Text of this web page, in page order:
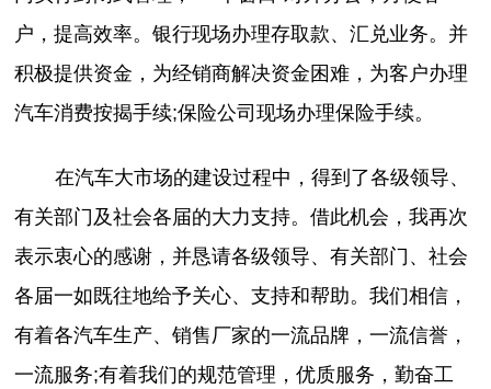
户，提高效率。银行现场办理存取款、汇兑业务。并
积极提供资金，为经销商解决资金困难，为客户办理
汽车消费按揭手续;保险公司现场办理保险手续。
在汽车大市场的建设过程中，得到了各级领导、
有关部门及社会各届的大力支持。借此机会，我再次
表示衷心的感谢，并恳请各级领导、有关部门、社会
各届一如既往地给予关心、支持和帮助。我们相信，
有着各汽车生产、销售厂家的一流品牌，一流信誉，
一流服务;有着我们的规范管理，优质服务，勤奋工